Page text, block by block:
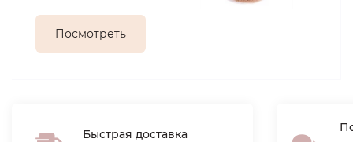
Посмотреть
Быстрая доставка